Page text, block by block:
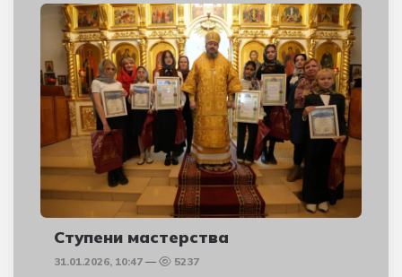
Ступени мастерства
31.01.2026, 10:47 5237